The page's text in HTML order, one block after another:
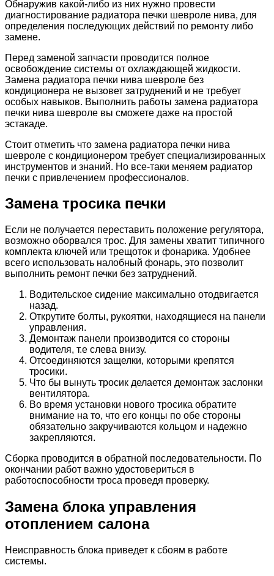
Обнаружив какой-либо из них нужно провести
диагностирование радиатора печки шевроле нива, для
определения последующих действий по ремонту либо
замене.
Перед заменой запчасти проводится полное
освобождение системы от охлаждающей жидкости.
Замена радиатора печки нива шевроле без
кондиционера не вызовет затруднений и не требует
особых навыков. Выполнить работы замена радиатора
печки нива шевроле вы сможете даже на простой
эстакаде.
Стоит отметить что замена радиатора печки нива
шевроле с кондиционером требует специализированных
инструментов и знаний. Но все-таки меняем радиатор
печки с привлечением профессионалов.
Замена тросика печки
Если не получается переставить положение регулятора,
возможно оборвался трос. Для замены хватит типичного
комплекта ключей или трещоток и фонарика. Удобнее
всего использовать налобный фонарь, это позволит
выполнить ремонт печки без затруднений.
Водительское сидение максимально отодвигается
назад.
Открутите болты, рукоятки, находящиеся на панели
управления.
Демонтаж панели производится со стороны
водителя, т.е слева внизу.
Отсоединяются защелки, которыми крепятся
тросики.
Что бы вынуть тросик делается демонтаж заслонки
вентилятора.
Во время установки нового тросика обратите
внимание на то, что его концы по обе стороны
обязательно закручиваются кольцом и надежно
закрепляются.
Сборка проводится в обратной последовательности. По
окончании работ важно удостовериться в
работоспособности троса проведя проверку.
Замена блока управления
отоплением салона
Неисправность блока приведет к сбоям в работе
системы.